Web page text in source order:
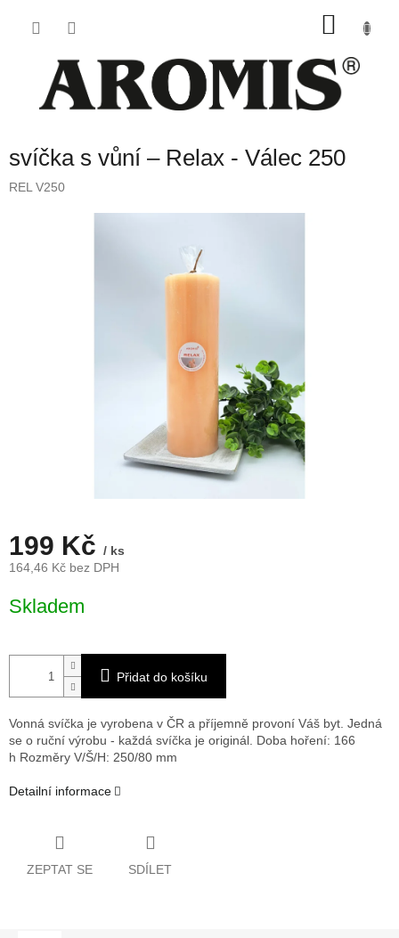
svíčka s vůní – Relax - Válec 250
REL V250
199 Kč / ks
164,46 Kč bez DPH
cena:
Skladem
Přidat do košíku
Vonná svíčka je vyrobena v ČR a příjemně provoní Váš byt. Jedná
se o ruční výrobu - každá svíčka je originál. Doba hoření: 166
h Rozměry V/Š/H: 250/80 mm
Detailní informace
ZEPTAT SE SDÍLET